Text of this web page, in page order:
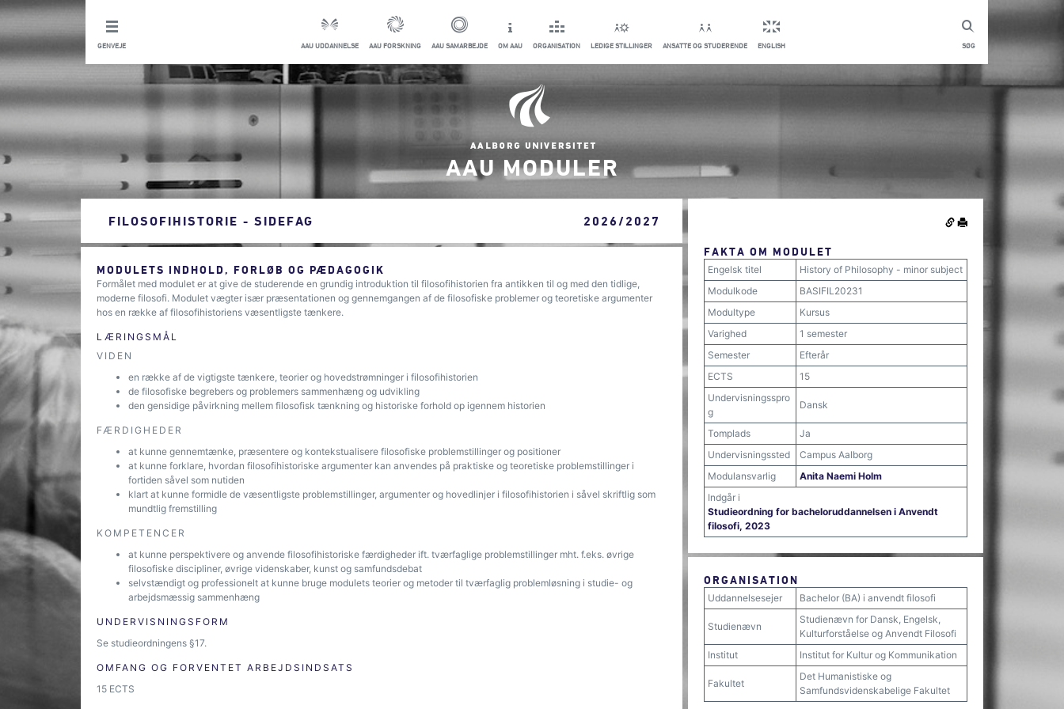
SØG
GENVEJE AAU UDDANNELSE AAU FORSKNING AAU SAMARBEJDE OM AAU ORGANISATION LEDIGE STILLINGER ANSATTE OG STUDERENDE ENGLISH
AAU MODULER
FILOSOFIHISTORIE - SIDEFAG 2026/2027
MODULETS INDHOLD, FORLØB OG PÆDAGOGIK
Formålet med modulet er at give de studerende en grundig introduktion til filosofihistorien fra antikken til og med den tidlige,
moderne filosofi. Modulet vægter især præsentationen og gennemgangen af de filosofiske problemer og teoretiske argumenter
hos en række af filosofihistoriens væsentligste tænkere.
LÆRINGSMÅL
VIDEN
en række af de vigtigste tænkere, teorier og hovedstrømninger i filosofihistorien
de filosofiske begrebers og problemers sammenhæng og udvikling
den gensidige påvirkning mellem filosofisk tænkning og historiske forhold op igennem historien
FÆRDIGHEDER
at kunne gennemtænke, præsentere og kontekstualisere filosofiske problemstillinger og positioner
at kunne forklare, hvordan filosofihistoriske argumenter kan anvendes på praktiske og teoretiske problemstillinger i
fortiden såvel som nutiden
klart at kunne formidle de væsentligste problemstillinger, argumenter og hovedlinjer i filosofihistorien i såvel skriftlig som
mundtlig fremstilling
KOMPETENCER
at kunne perspektivere og anvende filosofihistoriske færdigheder ift. tværfaglige problemstillinger mht. f.eks. øvrige
filosofiske discipliner, øvrige videnskaber, kunst og samfundsdebat
selvstændigt og professionelt at kunne bruge modulets teorier og metoder til tværfaglig problemløsning i studie- og
arbejdsmæssig sammenhæng
UNDERVISNINGSFORM
Se studieordningens §17.
OMFANG OG FORVENTET ARBEJDSINDSATS
15 ECTS
FAKTA OM MODULET
Engelsk titel
History of Philosophy - minor subject
Modulkode
BASIFIL20231
Modultype
Kursus
Varighed
1 semester
Semester
Efterår
ECTS
15
Undervisningsspro
g
Dansk
Tomplads
Ja
Undervisningssted
Campus Aalborg
Modulansvarlig
Anita Naemi Holm
Indgår i
Studieordning for bacheloruddannelsen i Anvendt
filosofi, 2023
ORGANISATION
Uddannelsesejer Bachelor (BA) i anvendt filosofi
Studienævn
Studienævn for Dansk, Engelsk,
Kulturforståelse og Anvendt Filosofi
Institut
Institut for Kultur og Kommunikation
Fakultet
Det Humanistiske og
Samfundsvidenskabelige Fakultet